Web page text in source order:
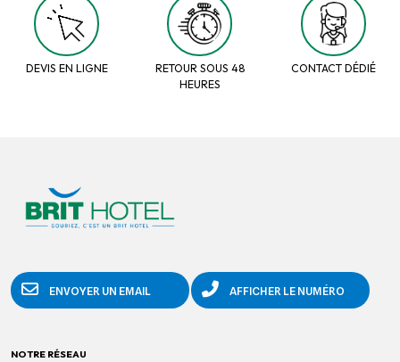
DEVIS EN LIGNE
RETOUR SOUS 48
HEURES
CONTACT DÉDIÉ
ENVOYER UN EMAIL AFFICHER LE NUMÉRO
NOTRE RÉSEAU